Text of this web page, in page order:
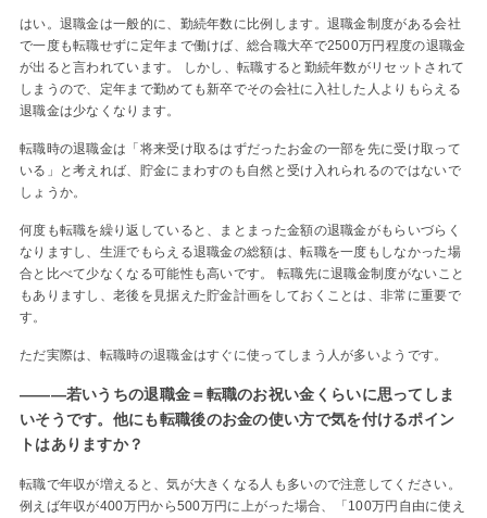
はい。退職金は一般的に、勤続年数に比例します。退職金制度がある会社
で一度も転職せずに定年まで働けば、総合職大卒で2500万円程度の退職金
が出ると言われています。 しかし、転職すると勤続年数がリセットされて
しまうので、定年まで勤めても新卒でその会社に入社した人よりもらえる
退職金は少なくなります。
転職時の退職金は「将来受け取るはずだったお金の一部を先に受け取って
いる」と考えれば、貯金にまわすのも自然と受け入れられるのではないで
しょうか。
何度も転職を繰り返していると、まとまった金額の退職金がもらいづらく
なりますし、生涯でもらえる退職金の総額は、転職を一度もしなかった場
合と比べて少なくなる可能性も高いです。 転職先に退職金制度がないこと
もありますし、老後を見据えた貯金計画をしておくことは、非常に重要で
す。
ただ実際は、転職時の退職金はすぐに使ってしまう人が多いようです。
―――若いうちの退職金＝転職のお祝い金くらいに思ってしま
いそうです。他にも転職後のお金の使い方で気を付けるポイン
トはありますか？
転職で年収が増えると、気が大きくなる人も多いので注意してください。
例えば年収が400万円から500万円に上がった場合、「100万円自由に使え